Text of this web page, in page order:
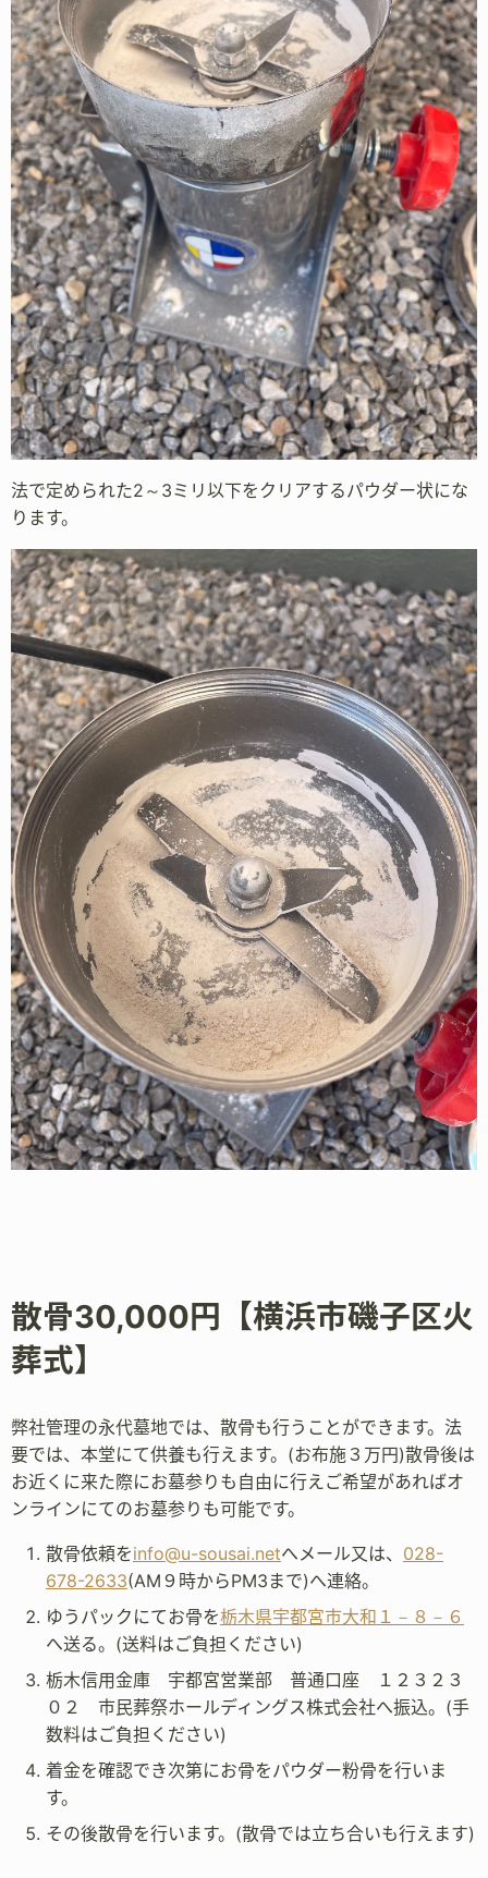
法で定められた2～3ミリ以下をクリアするパウダー状にな
ります。
散骨30,000円【横浜市磯子区火
葬式】
弊社管理の永代墓地では、散骨も行うことができます。法
要では、本堂にて供養も行えます。(お布施３万円)散骨後は
お近くに来た際にお墓参りも自由に行えご希望があればオ
ンラインにてのお墓参りも可能です。
散骨依頼をinfo@u-sousai.netへメール又は、 028-
678-2633(AM９時からPM3まで)へ連絡。
ゆうパックにてお骨を栃木県宇都宮市大和１－８－６
へ送る。(送料はご負担ください)
栃木信用金庫 宇都宮営業部 普通口座 １２３２３
０２ 市民葬祭ホールディングス株式会社へ振込。(手
数料はご負担ください)
着金を確認でき次第にお骨をパウダー粉骨を行いま
す。
その後散骨を行います。(散骨では立ち合いも行えます)